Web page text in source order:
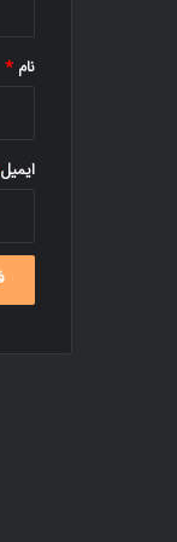
نام *
ایمیل